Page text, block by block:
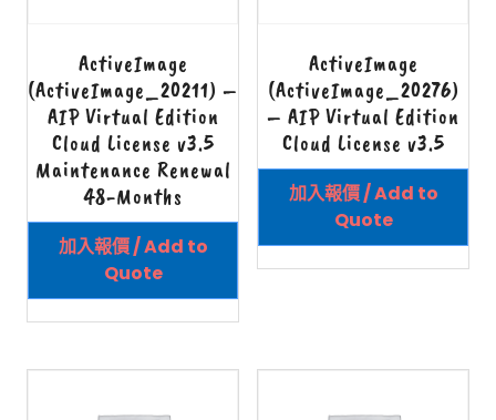
ActiveImage
(ActiveImage_20211) –
AIP Virtual Edition
Cloud License v3.5
Maintenance Renewal
48-Months
加入報價 / Add to
Quote
ActiveImage
(ActiveImage_20276)
– AIP Virtual Edition
Cloud License v3.5
加入報價 / Add to
Quote